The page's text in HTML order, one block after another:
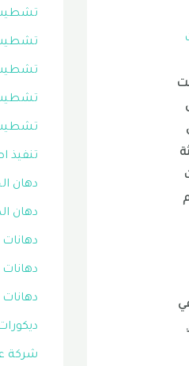
تشطيب
تشطيب
تنفيذ
دهان
دهان
دهانات
شركة